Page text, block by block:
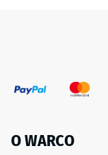
O WARCO